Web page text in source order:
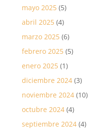
mayo 2025(5)
abril 2025(4)
marzo 2025(6)
febrero 2025(5)
enero 2025(1)
diciembre 2024(3)
noviembre 2024(10)
octubre 2024(4)
septiembre 2024(4)